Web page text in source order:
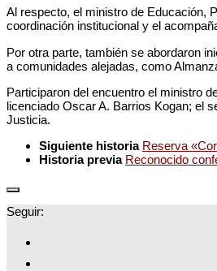
Al respecto, el ministro de Educación,
coordinación institucional y el
​Por otra parte, también se abordaron
a comunidades alejadas, como
Participaron del encuentro el ministro
licenciado Oscar A. Barrios Kogan; el
Justicia.
Siguiente historia Reserva
Historia previa Reconocido
Seguir: